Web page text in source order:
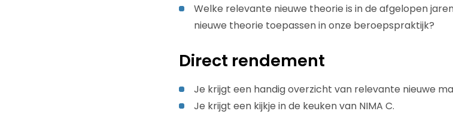
Welke relevante nieuwe theorie is in de afgelopen
nieuwe theorie toepassen in onze beroepspraktijk?
Direct rendement
Je krijgt een handig overzicht van relevante nieuwe
Je krijgt een kijkje in de keuken van NIMA C.